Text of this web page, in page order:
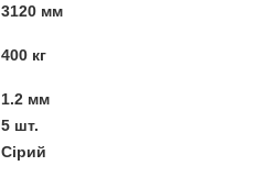
3120 мм
400 кг
1.2 мм
5 шт.
Сірий